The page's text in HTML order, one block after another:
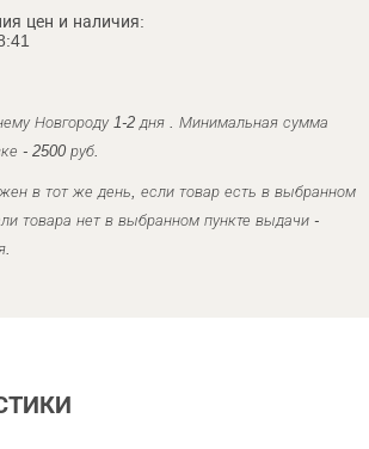
цен и наличия:
Новгороду 1-2 дня . Минимальная сумма
- 2500 руб.
в тот же день, если товар есть в выбранном
товара нет в выбранном пункте выдачи -